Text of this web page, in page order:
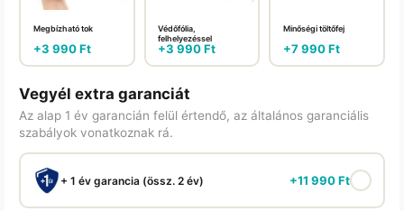
Megbízható tok
+3 990Ft
Védőfólia,
felhelyezéssel
+3 990Ft
Minőségi töltőfej
+7 990Ft
Vegyél extra garanciát
Az alap 1 év garancián felül értendő, az általános garanciális
szabályok vonatkoznak rá.
+ 1 év garancia (össz. 2 év) +11 990Ft